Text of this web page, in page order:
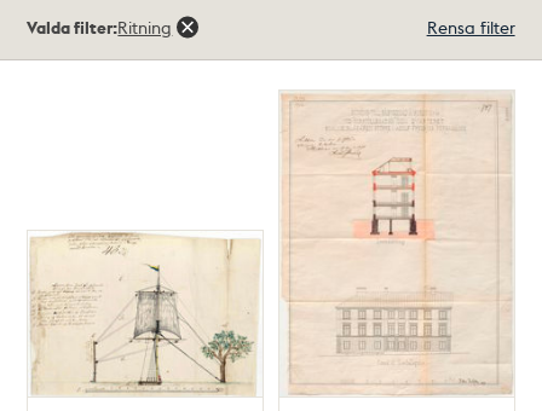
träffar
Valda filter:Ritning Rensa filter